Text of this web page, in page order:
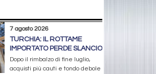
7 agosto 2026
TURCHIA: IL ROTTAME
IMPORTATO PERDE SLANCIO
Dopo il rimbalzo di fine luglio,
acquisti più cauti e tondo debole